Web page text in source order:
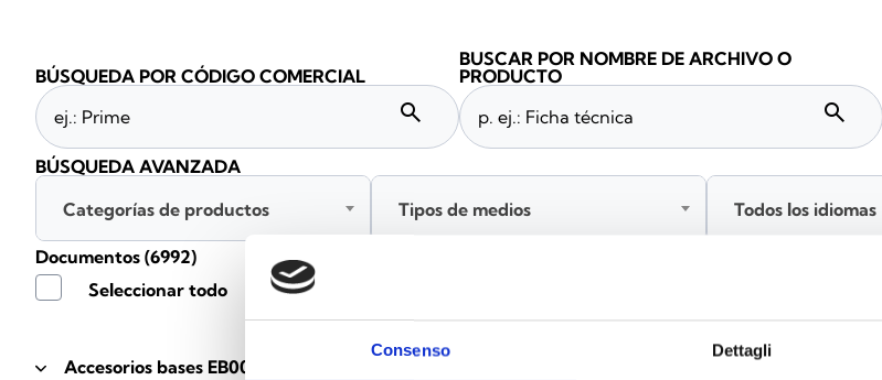
Consenso Dettagli
Accesorios bases EB00
Documentos (6992)
Seleccionar todo
BÚSQUEDA POR CÓDIGO COMERCIAL
search
BUSCAR POR NOMBRE DE ARCHIVO O
PRODUCTO
search
BÚSQUEDA AVANZADA
Categorías de productos
Tipos de medios Todos los idiomas